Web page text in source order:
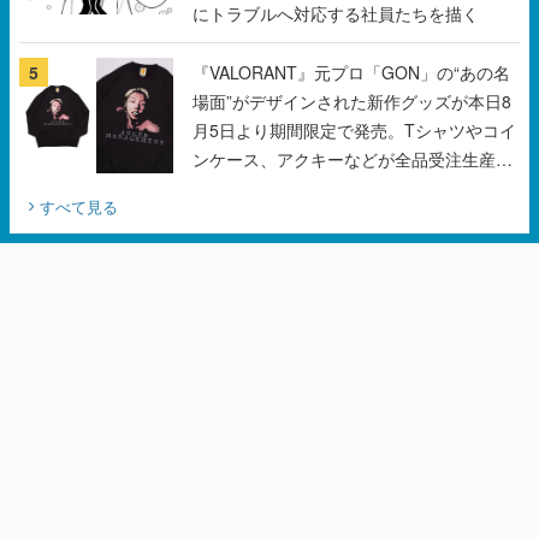
にトラブルへ対応する社員たちを描く
5
『VALORANT』元プロ「GON」の“あの名
場面”がデザインされた新作グッズが本日8
月5日より期間限定で発売。Tシャツやコイ
ンケース、アクキーなどが全品受注生産で
すべて見る